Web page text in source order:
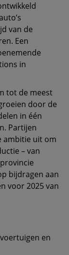
van de
Een
in
tot de meest
door de
in één
Partijen
ambitie uit om
– van
bijdragen aan
voor 2025 van
en